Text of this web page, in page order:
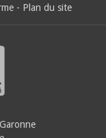
- Plan du site